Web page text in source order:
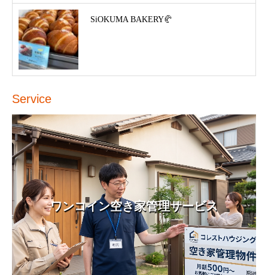
SiOKUMA BAKERY🥐
Service
ワンコイン空き家管理サービス